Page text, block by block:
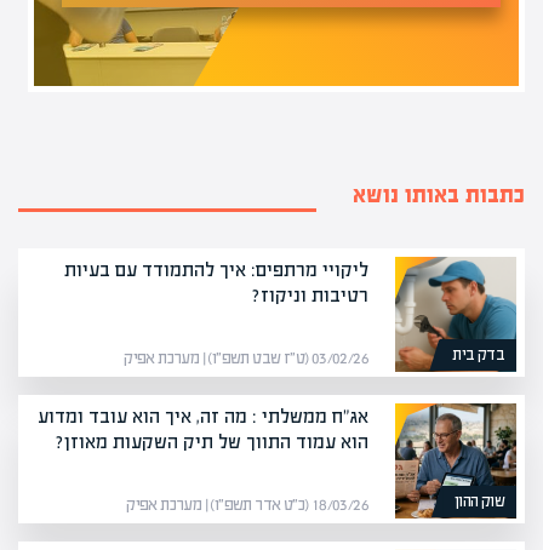
כתבות באותו נושא
בדק בית
ליקויי מרתפים: איך להתמודד עם בעיות
רטיבות וניקוז?
03/02/26 (ט״ז שבט תשפ״ו) | מערכת אפיק
שוק ההון
אג"ח ממשלתי : מה זה, איך הוא עובד ומדוע
הוא עמוד התווך של תיק השקעות מאוזן?
18/03/26 (כ״ט אדר תשפ״ו) | מערכת אפיק